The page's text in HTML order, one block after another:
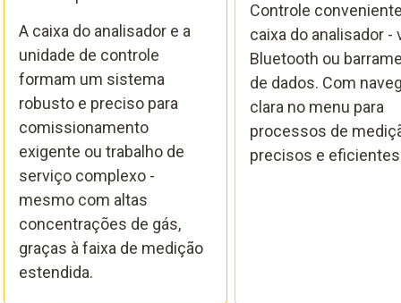
A caixa do analisador e a
unidade de controle
formam um sistema
robusto e preciso para
comissionamento
exigente ou trabalho de
serviço complexo -
mesmo com altas
concentrações de gás,
graças à faixa de medição
estendida.
Controle
caixa do analisador -
Bluetooth ou
de dados. Com
clara no menu para
processos de
precisos e